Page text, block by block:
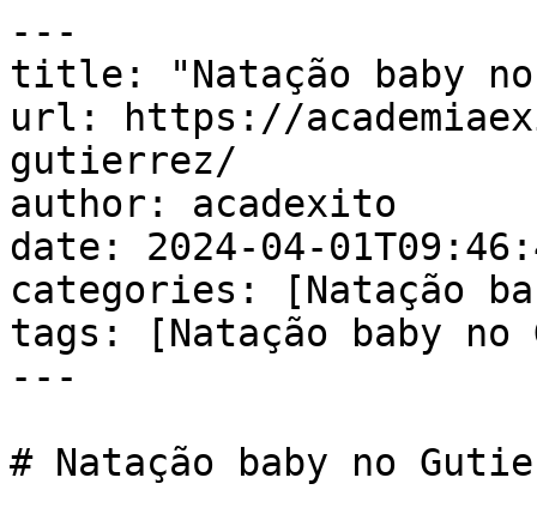
---
title: "Natação baby
url: https://
gutierrez/
author: acadexito
date: 2024-04-
categories: [Natação
tags: [Natação baby
---
# Natação baby no